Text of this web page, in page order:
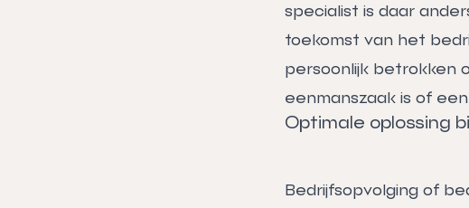
specialist is daar
toekomst van het
persoonlijk betrokken
eenmanszaak is of
Optimale oplossing
Bedrijfsopvolging of